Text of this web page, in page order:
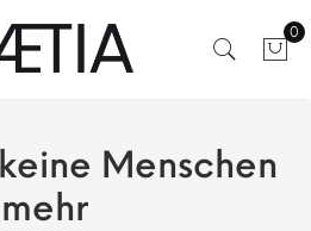
0
Menschen
mehr